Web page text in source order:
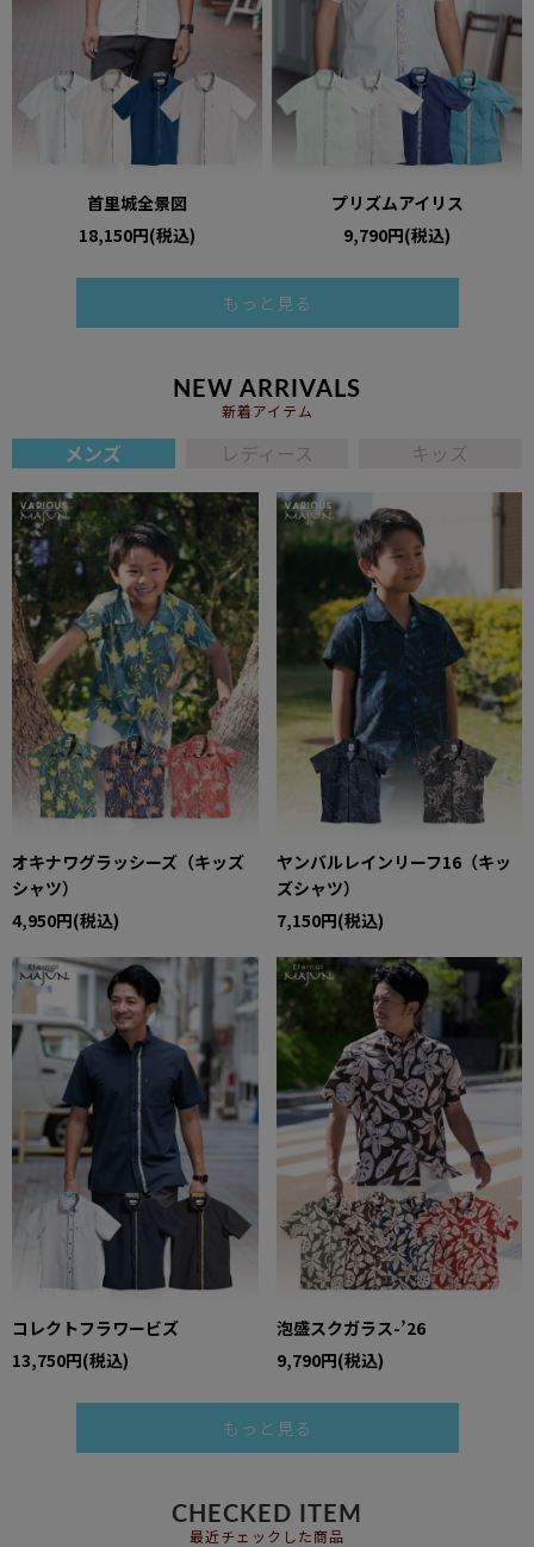
首里城全景図
18,150円(税込)
プリズムアイリス
9,790円(税込)
もっと見る
NEW ARRIVALS
新着アイテム
メンズ レディース キッズ
オキナワグラッシーズ（キッズ
シャツ）
4,950円(税込)
ヤンバルレインリーフ16（キッ
ズシャツ）
7,150円(税込)
コレクトフラワービズ
13,750円(税込)
泡盛スクガラス-’26
9,790円(税込)
もっと見る
CHECKED ITEM
最近チェックした商品